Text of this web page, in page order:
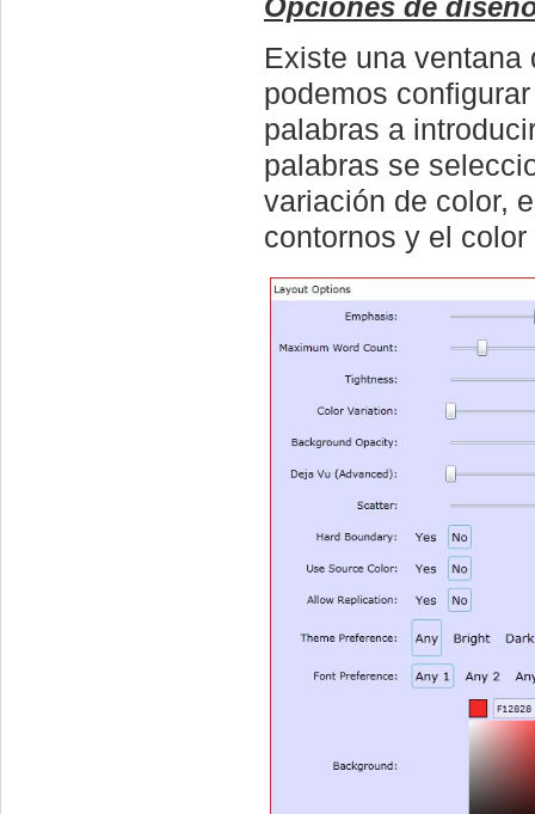
Opciones de
Existe una ventana
podemos
palabras a
palabras se
variación de color,
contornos y el